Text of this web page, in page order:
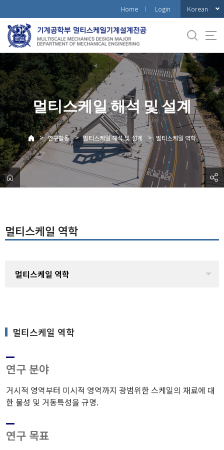
로
메
뉴
Home Login Korean
멀티스케일 해석 및 설계
> 연구활동 > 멀티스케일 해석 및 설계 > 멀티스케일 역학
멀티스케일 역학
멀티스케일 역학
멀티스케일 역학
연구 분야
거시적 영역부터 미시적 영역까지 광범위한 스케일의 재료에 대
한 물성 및 거동특성을 규명.
연구 목표